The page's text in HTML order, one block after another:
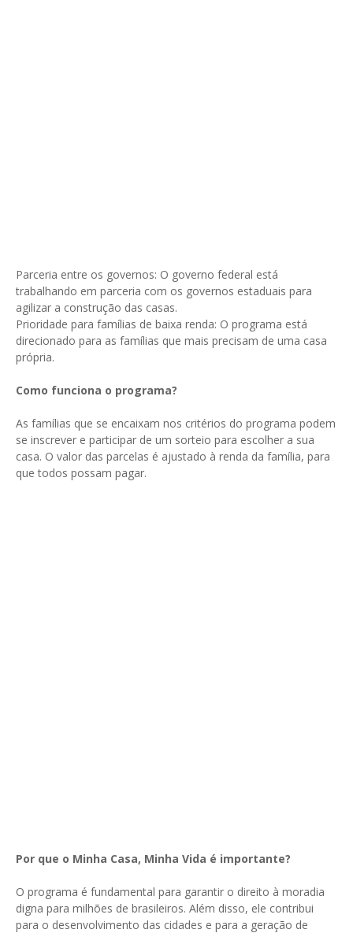
Parceria entre os governos: O governo federal está
trabalhando em parceria com os governos estaduais para
agilizar a construção das casas.
Prioridade para famílias de baixa renda: O programa está
direcionado para as famílias que mais precisam de uma casa
própria.
Como funciona o programa?
As famílias que se encaixam nos critérios do programa podem
se inscrever e participar de um sorteio para escolher a sua
casa. O valor das parcelas é ajustado à renda da família, para
que todos possam pagar.
Por que o Minha Casa, Minha Vida é importante?
O programa é fundamental para garantir o direito à moradia
digna para milhões de brasileiros. Além disso, ele contribui
para o desenvolvimento das cidades e para a geração de